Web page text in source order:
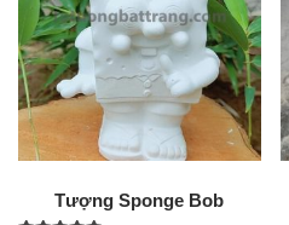
Tượng Sponge Bob